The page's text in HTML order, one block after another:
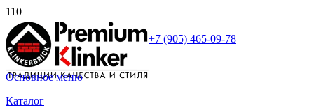
+7 (905) 465-09-78
Основное меню
Каталог